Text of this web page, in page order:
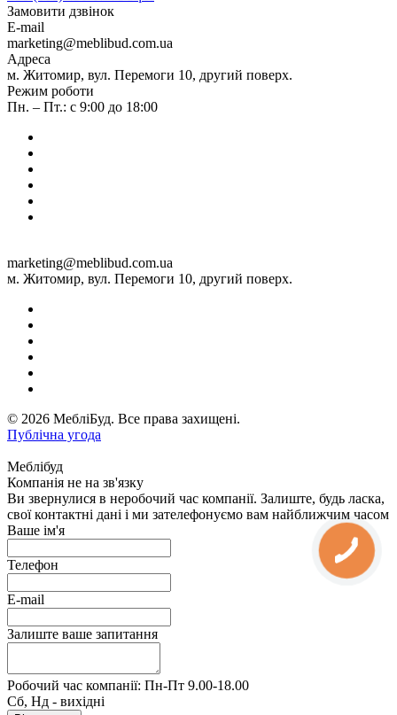
Замовити дзвінок
E-mail
marketing@meblibud.com.ua
Адреса
м. Житомир, вул. Перемоги 10, другий поверх.
Режим роботи
Пн. – Пт.: с 9:00 до 18:00
marketing@meblibud.com.ua
м. Житомир, вул. Перемоги 10, другий поверх.
© 2026 МебліБуд. Все права захищені.
Публічна угода
Меблібуд
Компанія не на зв'язку
Ви звернулися в неробочий час компанії. Залиште, будь ласка,
свої контактні дані і ми зателефонуємо вам найближчим часом
Ваше ім'я
Телефон
E-mail
Залиште ваше запитання
Робочий час компанії: Пн-Пт 9.00-18.00
Сб, Нд - вихідні